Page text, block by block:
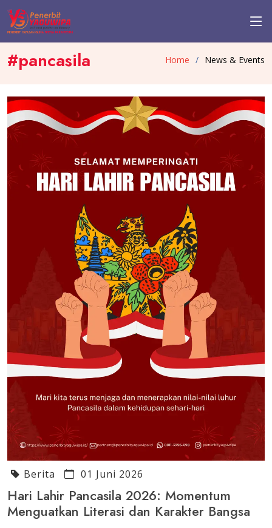
#pancasila Home News & Events
Berita 01 Juni 2026
Hari Lahir Pancasila 2026: Momentum
Menguatkan Literasi dan Karakter Bangsa